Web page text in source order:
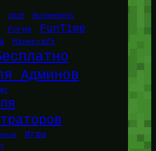
2026 BungeeHost
Forge FunTime
Minecraft
Админов
Игры